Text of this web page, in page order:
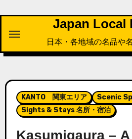
プ
Japan Local
日本・各地域の名品や
KANTO 関東エリア
Scenic
Sights & Stays 名所・宿泊
Kasumigaura –